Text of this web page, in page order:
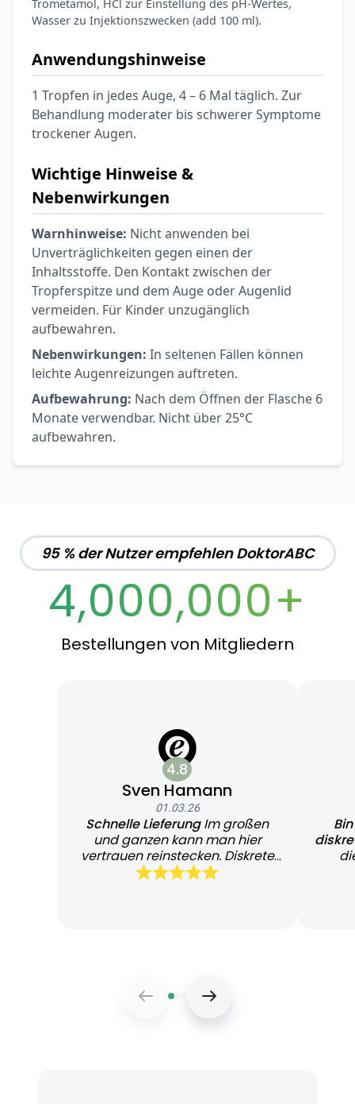
Trometamol, HCl zur Einstellung des pH-Wertes,
Wasser zu Injektionszwecken (add 100 ml).
Anwendungshinweise
1 Tropfen in jedes Auge, 4 – 6 Mal täglich. Zur
Behandlung moderater bis schwerer Symptome
trockener Augen.
Wichtige Hinweise &
Nebenwirkungen
Warnhinweise: Nicht anwenden bei
Unverträglichkeiten gegen einen der
Inhaltsstoffe. Den Kontakt zwischen der
Tropferspitze und dem Auge oder Augenlid
vermeiden. Für Kinder unzugänglich
aufbewahren.
Nebenwirkungen: In seltenen Fällen können
leichte Augenreizungen auftreten.
Aufbewahrung: Nach dem Öffnen der Flasche 6
Monate verwendbar. Nicht über 25°C
aufbewahren.
95 % der Nutzer empfehlen DoktorABC
4,000,000+
Bestellungen von Mitgliedern
4.8
Sven Hamann
01.03.26
Schnelle LieferungIm großen
und ganzen kann man hier
vertrauen reinstecken. Diskrete
und schnelle Lieferung